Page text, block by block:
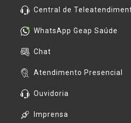
Central de
WhatsApp Geap Saúde
Chat
Atendimento Presencial
Ouvidoria
Imprensa